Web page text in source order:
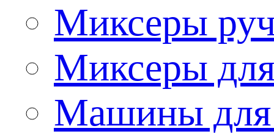
Миксеры
Миксеры
Машины для